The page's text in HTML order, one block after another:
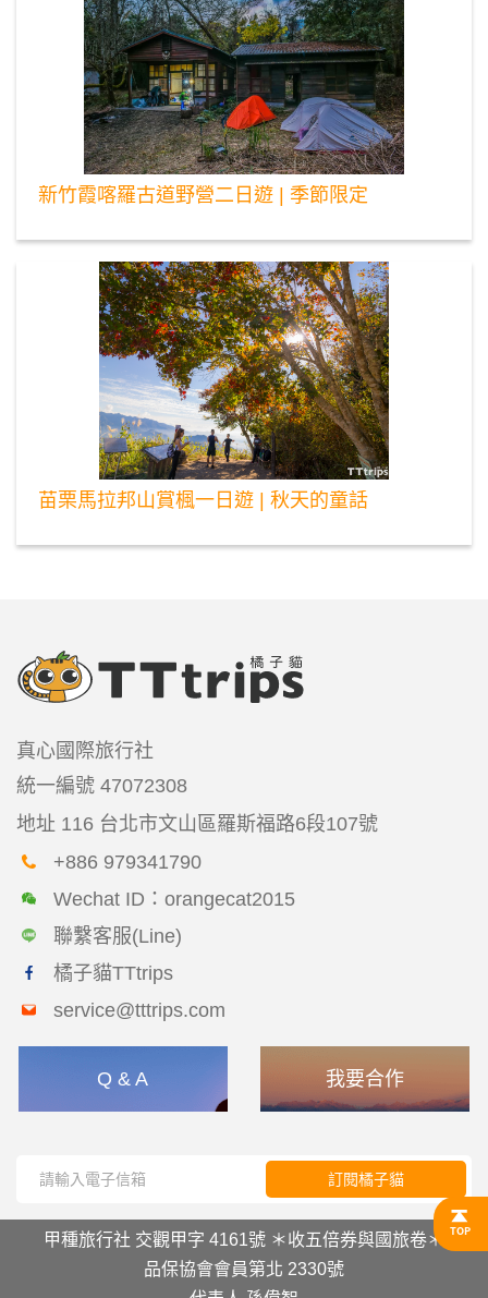
新竹霞喀羅古道野營二日遊 | 季節限定
苗栗馬拉邦山賞楓一日遊 | 秋天的童話
真心國際旅行社
統一編號 47072308
地址 116 台北市文山區羅斯福路6段107號
+886 979341790
Wechat ID：orangecat2015
聯繫客服(Line)
橘子貓TTtrips
service@tttrips.com
Q & A 我要合作
訂閱橘子貓
甲種旅行社 交觀甲字 4161號 ＊收五倍券與國旅卷＊
品保協會會員第北 2330號